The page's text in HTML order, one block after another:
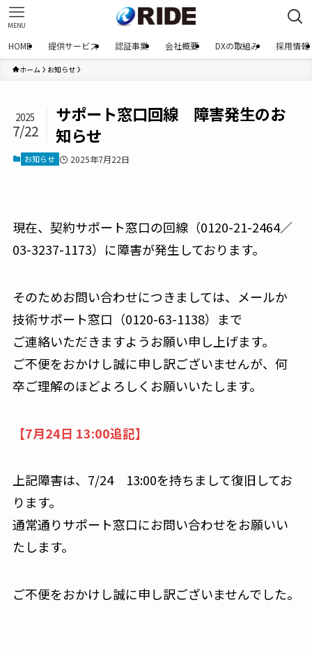
MENU
HOME 提供サービス 認証事業 会社概要 DXの取組み 採用情報
ホーム お知らせ
サポート窓口回線 障害発生のお
知らせ
2025
7/22
お知らせ 2025年7月22日
現在、契約サポート窓口の回線（0120-21-2464／
03-3237-1173）に障害が発生しております。
そのためお問い合わせにつきましては、メールか
技術サポート窓口（0120-63-1138）まで
ご連絡いただきますようお願い申し上げます。
ご不便をおかけし誠に申し訳ございませんが、何
卒ご理解のほどよろしくお願いいたします。
【7月24日 13:00追記】
上記障害は、7/24 13:00を持ちまして復旧してお
ります。
通常通りサポート窓口にお問い合わせをお願いい
たします。
ご不便をおかけし誠に申し訳ございませんでした。